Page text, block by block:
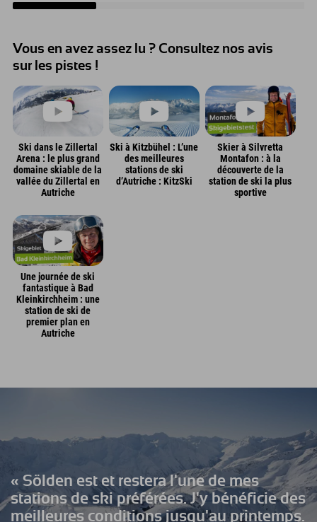
Vous en avez assez lu ? Consultez nos avis
sur les pistes !
Ski dans le Zillertal
Arena : le plus grand
domaine skiable de la
vallée du Zillertal en
Autriche
Ski à Kitzbühel : L’une
des meilleures
stations de ski
d’Autriche : KitzSki
Skier à Silvretta
Montafon : à la
découverte de la
station de ski la plus
sportive
Une journée de ski
fantastique à Bad
Kleinkirchheim : une
station de ski de
premier plan en
Autriche
« Sölden est et restera l'une de mes
stations de ski préférées. J'y bénéficie des
meilleures conditions jusqu'au printemps.